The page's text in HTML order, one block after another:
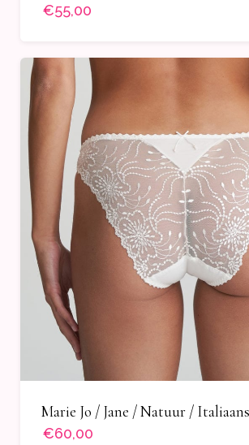
€55,00
Marie Jo / Jane / Natuur /
€60,00